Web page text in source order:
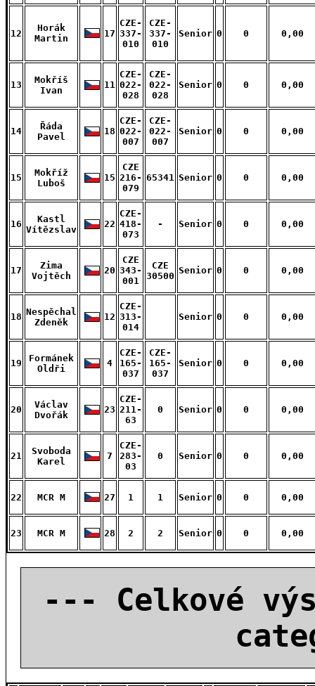
12
Horák
Martin
17
CZE-
337-
010
CZE-
337-
010
Senior 0 0 0,00
13
Mokříš
Ivan
11
CZE-
022-
028
CZE-
022-
028
Senior 0 0 0,00
14
Řáda
Pavel
18
CZE-
022-
007
CZE-
022-
007
Senior 0 0 0,00
15
Mokříž
Luboš
15
CZE
216-
079
65341 Senior 0 0 0,00
16
Kastl
Vítězslav
22
CZE-
418-
073
- Senior 0 0 0,00
17
Zima
Vojtěch
20
CZE
343-
001
CZE
30500
Senior 0 0 0,00
18 Nespěchal
Zdeněk
12
CZE-
313-
014
Senior 0 0 0,00
19
Formánek
Oldři
4
CZE-
165-
037
CZE-
165-
037
Senior 0 0 0,00
20
Václav
Dvořák
23
CZE-
211-
63
0 Senior 0 0 0,00
21
Svoboda
Karel
7
CZE-
283-
03
0 Senior 0 0 0,00
22 MCR M 27 1 1 Senior 0 0 0,00
23 MCR M 28 2 2 Senior 0 0 0,00
--- Celkové